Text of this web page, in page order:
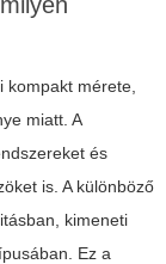
kompakt mérete,
miatt. A
és
is. A különböző
kimeneti
Ez a